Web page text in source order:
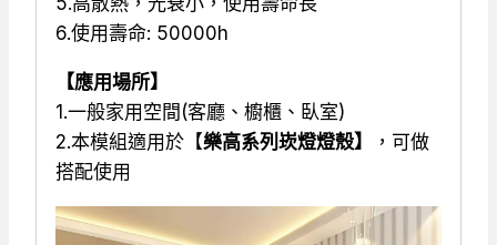
6.使用壽命: 50000h
【應用場所】
1.一般家用空間(客廳、櫥櫃、臥室)
2.本模組適用於【樂高系列崁燈燈殼】
，可做
搭配使用